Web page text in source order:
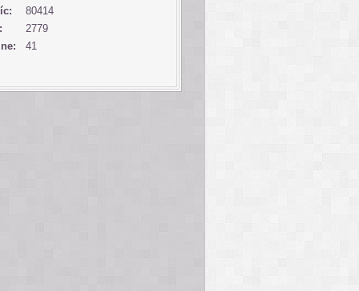
41
80414
2779